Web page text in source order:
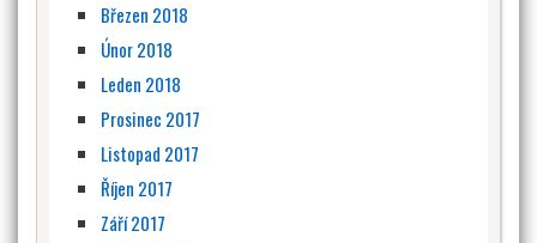
Březen 2018
Únor 2018
Leden 2018
Prosinec 2017
Listopad 2017
Říjen 2017
Září 2017